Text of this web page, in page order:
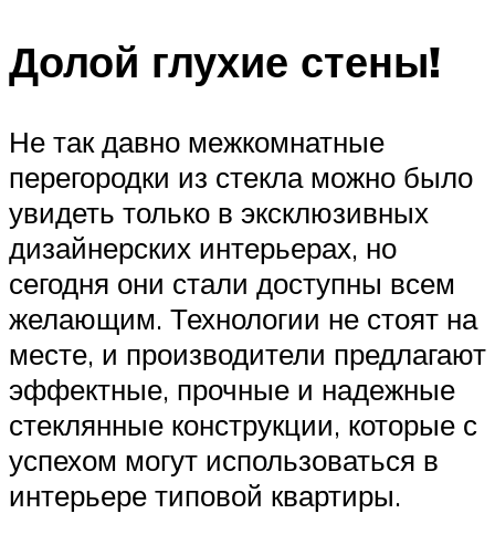
Долой глухие стены!
Не так давно межкомнатные
перегородки из стекла можно было
увидеть только в эксклюзивных
дизайнерских интерьерах, но
сегодня они стали доступны всем
желающим. Технологии не стоят на
месте, и производители предлагают
эффектные, прочные и надежные
стеклянные конструкции, которые с
успехом могут использоваться в
интерьере типовой квартиры.